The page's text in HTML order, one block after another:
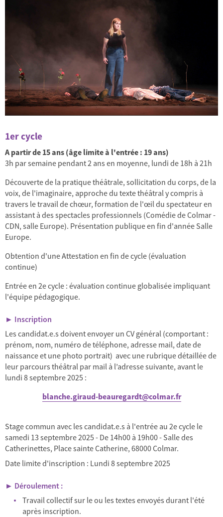
1er cycle
A partir de 15 ans (âge limite à l'entrée : 19 ans)
3h par semaine pendant 2 ans en moyenne, lundi de 18h à 21h
Découverte de la pratique théâtrale, sollicitation du corps, de la
voix, de l'imaginaire, approche du texte théâtral y compris à
travers le travail de chœur, formation de l'œil du spectateur en
assistant à des spectacles professionnels (Comédie de Colmar -
CDN, salle Europe). Présentation publique en fin d'année Salle
Europe.
Obtention d'une Attestation en fin de cycle (évaluation
continue)
Entrée en 2e cycle : évaluation continue globalisée impliquant
l'équipe pédagogique.
► Inscription
Les candidat.e.s doivent envoyer un CV général (comportant :
prénom, nom, numéro de téléphone, adresse mail, date de
naissance et une photo portrait) avec une rubrique détaillée de
leur parcours théâtral par mail à l’adresse suivante, avant le
lundi 8 septembre 2025 :
blanche.giraud-beauregardt@colmar.fr
Stage commun avec les candidat.e.s à l'entrée au 2e cycle le
samedi 13 septembre 2025 - De 14h00 à 19h00 - Salle des
Catherinettes, Place sainte Catherine, 68000 Colmar.
Date limite d'inscription : Lundi 8 septembre 2025
► Déroulement :
Travail collectif sur le ou les textes envoyés durant l'été
après inscription.